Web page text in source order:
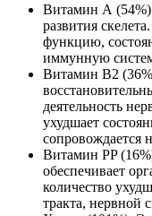
Витамин А
развития
функцию,
иммунную
Витамин B2
деятельность
ухудшает
сопровождается
Витамин PP
обеспечивает
количество
тракта, нервной